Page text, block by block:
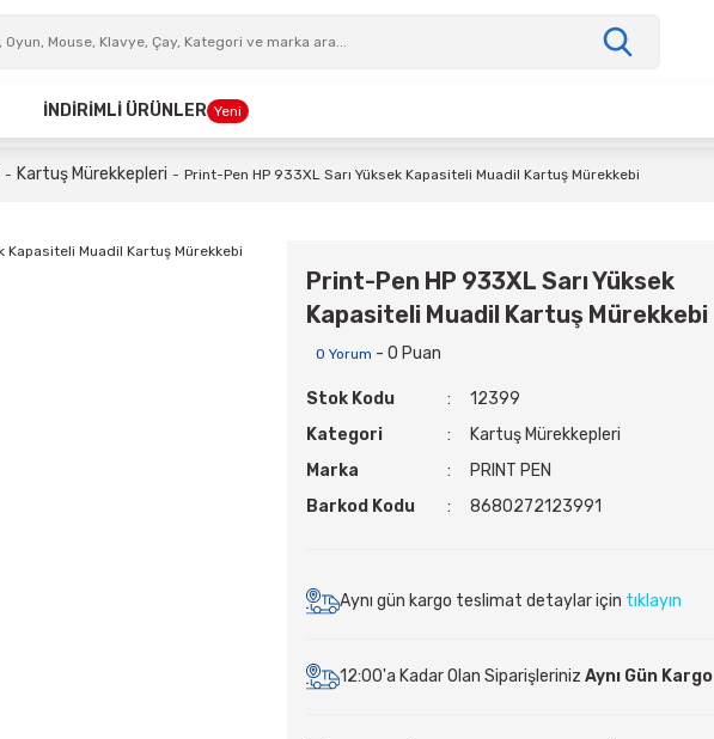
İNDİRİMLİ ÜRÜNLER Yeni
Kartuş Mürekkepleri Print-Pen HP 933XL Sarı Yüksek Kapasiteli Muadil Kartuş Mürekkebi
Print-Pen HP 933XL Sarı Yüksek
Kapasiteli Muadil Kartuş Mürekkebi
0 Yorum - 0 Puan
Stok Kodu
12399
Kategori
Kartuş Mürekkepleri
Marka
PRINT PEN
Barkod Kodu
8680272123991
Aynı gün kargo teslimat detaylar için tıklayın
12:00'a Kadar Olan Siparişleriniz Aynı Gün Kargo